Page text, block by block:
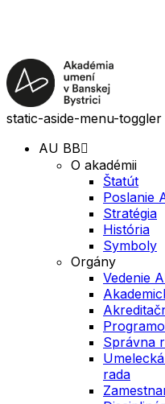
static-aside-menu-toggler
AU BB
O akadémii
Štatút
Poslanie
Stratégia
História
Symboly
Orgány
Vedenie
Správna
rada